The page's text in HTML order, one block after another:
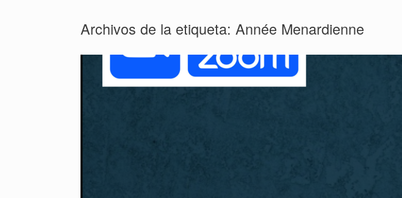
Archivos de la etiqueta: Année Menardienne